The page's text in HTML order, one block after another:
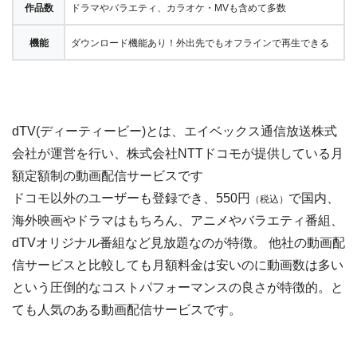
作品数 ドラマやバラエティ、カラオケ・MVも含めて多数
機能 ダウンロード機能あり！外出先でもオフラインで再生できる
dTV(ディーティービー)とは、エイベックス通信放送株式
会社が運営を行い、株式会社NTTドコモが提供している月
額定額制の動画配信サービスです
ドコモ以外のユーザーも登録でき、550円
（税込） で国内、
海外映画やドラマはもちろん、アニメやバラエティ番組、
dTVオリジナル番組など見放題なのが特徴。 他社の動画配
信サービスと比較しても月額料金は安いのに動画数は多い
という圧倒的なコストパフォーマンスの良さが特徴的。と
ても人気のある動画配信サービスです。